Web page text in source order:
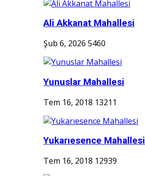
Ali Akkanat Mahallesi
Şub 6, 2026 5460
Yunuslar Mahallesi
Tem 16, 2018 13211
Yukarıesence Mahallesi
Tem 16, 2018 12939